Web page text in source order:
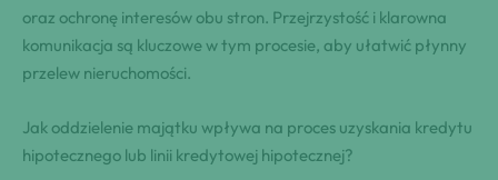
oraz ochronę interesów obu stron. Przejrzystość i klarowna
komunikacja są kluczowe w tym procesie, aby ułatwić płynny
przelew nieruchomości.
Jak oddzielenie majątku wpływa na proces uzyskania kredytu
hipotecznego lub linii kredytowej hipotecznej?